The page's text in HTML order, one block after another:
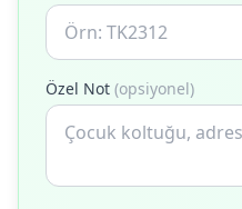
Özel Not (opsiyonel)